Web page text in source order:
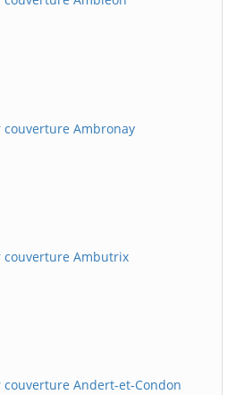
Ambronay
couverture Ambutrix
Andert-et-Condon